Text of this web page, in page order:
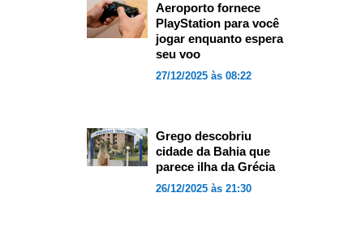
Aeroporto fornece
PlayStation para você
jogar enquanto espera
seu voo
27/12/2025 às 08:22
Grego descobriu
cidade da Bahia que
parece ilha da Grécia
26/12/2025 às 21:30